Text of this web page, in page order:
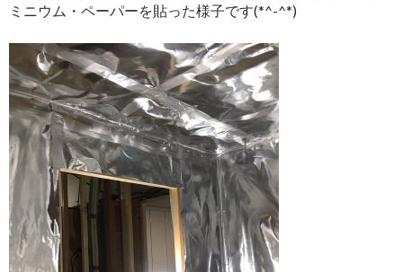
ミニウム・ペーパーを貼った様子です(*^-^*)